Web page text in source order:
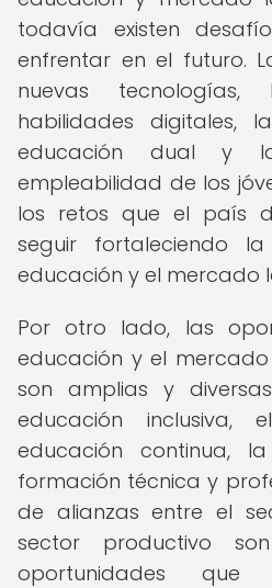
todavía existen
enfrentar en el futuro.
nuevas
habilidades digitales,
educación dual y
empleabilidad de los
los retos que el país
seguir fortaleciendo
educación y el mercado
Por otro lado, las
educación y el
son amplias y
educación
educación continua,
formación técnica y
de alianzas entre el
sector productivo
oportunidades